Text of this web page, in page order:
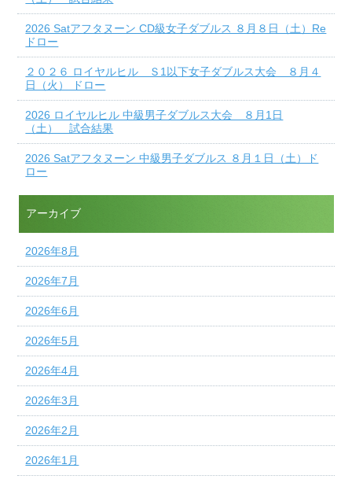
2026 Satアフタヌーン CD級女子ダブルス ８月８日（土）Re
ドロー
２０２６ ロイヤルヒル Ｓ1以下女子ダブルス大会 ８月４
日（火） ドロー
2026 ロイヤルヒル 中級男子ダブルス大会 ８月1日
（土） 試合結果
2026 Satアフタヌーン 中級男子ダブルス ８月１日（土）ド
ロー
アーカイブ
2026年8月
2026年7月
2026年6月
2026年5月
2026年4月
2026年3月
2026年2月
2026年1月